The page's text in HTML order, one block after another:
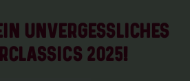
unvergessliches
2025!